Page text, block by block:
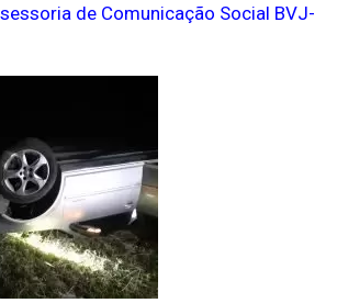
de Comunicação Social BVJ-